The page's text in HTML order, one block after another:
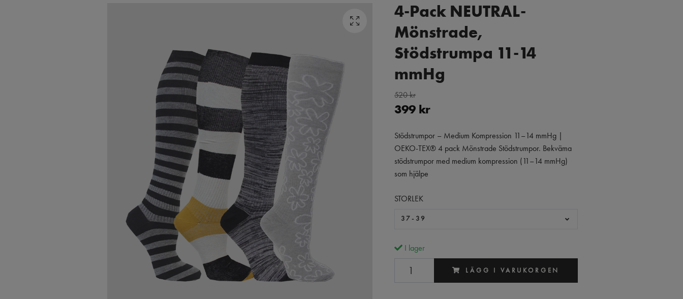
4-Pack NEUTRAL-
Mönstrade,
Stödstrumpa 11-14
mmHg
520 kr
399 kr
Stödstrumpor – Medium Kompression 11–14 mmHg |
OEKO-TEX® 4 pack Mönstrade Stödstrumpor. Bekväma
stödstrumpor med medium kompression (11–14 mmHg)
som hjälpe
STORLEK
37-39
I lager
LÄGG I VARUKORGEN